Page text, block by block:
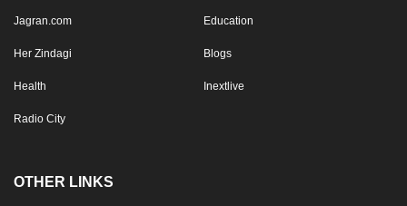
Jagran.com Education
Her Zindagi Blogs
Health Inextlive
Radio City
OTHER LINKS